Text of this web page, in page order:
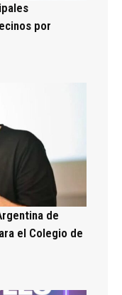
por
de
el Colegio de